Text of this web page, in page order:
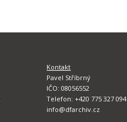
Kontakt
Pavel Stříbrný
IČO: 08056552
Telefon: +420 775 327 094
info@dfarchiv.cz